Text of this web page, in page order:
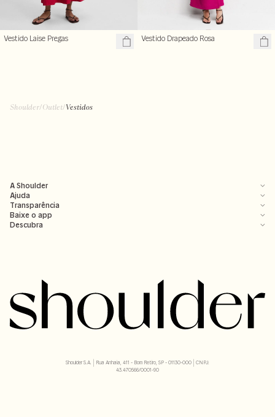
Vestido Laise Pregas Vestido Drapeado Rosa
Shoulder/Outlet/Vestidos
A Shoulder
Ajuda
Transparência
Baixe o app
Descubra
Shoulder S.A. | Rua Anhaia, 411 - Bom Retiro, SP - 01130-000 | CNPJ:
43.470566/0001-90